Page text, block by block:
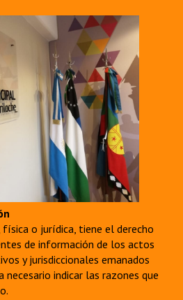
física o jurídica, tiene el derecho
de información de los actos
y jurisdiccionales emanados
necesario indicar las razones que